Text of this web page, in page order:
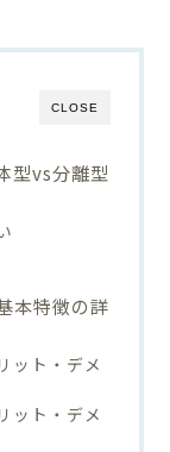
CLOSE
型vs分離型
本特徴の詳
ット・デメ
ット・デメ